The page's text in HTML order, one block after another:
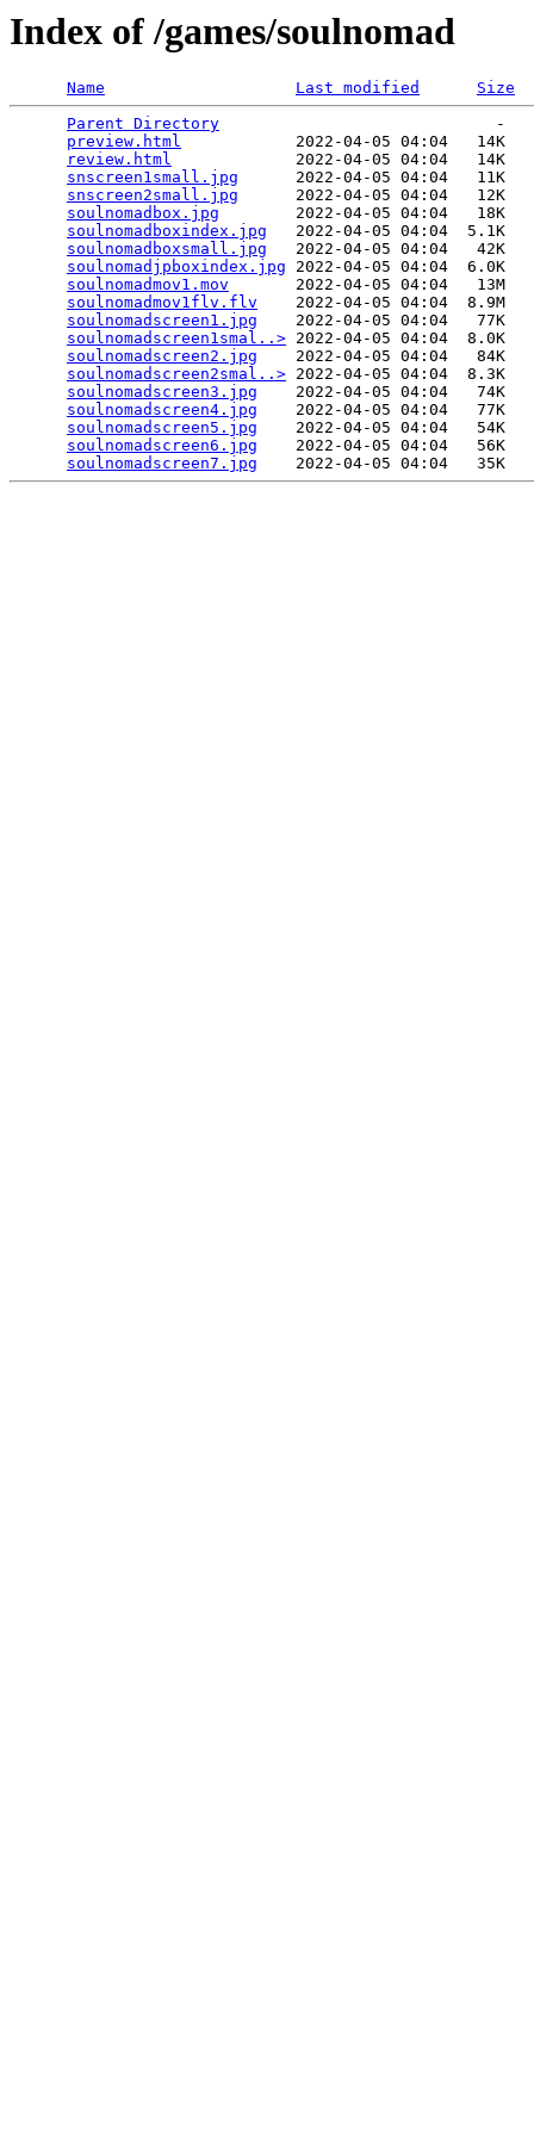
Index of /games/soulnomad
Name Last modified
Size
Parent Directory
                             -
preview.html
            2022-04-05 04:04   14K
review.html
             2022-04-05 04:04   14K
snscreen1small.jpg
      2022-04-05 04:04   11K
snscreen2small.jpg
      2022-04-05 04:04   12K
soulnomadbox.jpg
        2022-04-05 04:04   18K
soulnomadboxindex.jpg
   2022-04-05 04:04  5.1K
soulnomadboxsmall.jpg
   2022-04-05 04:04   42K
soulnomadjpboxindex.jpg 2022-04-05 04:04  6.0K
soulnomadmov1.mov
       2022-04-05 04:04   13M
soulnomadmov1flv.flv
    2022-04-05 04:04  8.9M
soulnomadscreen1.jpg
    2022-04-05 04:04   77K
soulnomadscreen1smal..> 2022-04-05 04:04  8.0K
soulnomadscreen2.jpg
    2022-04-05 04:04   84K
soulnomadscreen2smal..> 2022-04-05 04:04  8.3K
soulnomadscreen3.jpg
    2022-04-05 04:04   74K
soulnomadscreen4.jpg
    2022-04-05 04:04   77K
soulnomadscreen5.jpg
    2022-04-05 04:04   54K
soulnomadscreen6.jpg
    2022-04-05 04:04   56K
soulnomadscreen7.jpg